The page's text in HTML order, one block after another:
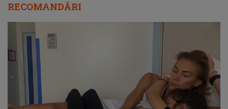
RECOMANDĂRI